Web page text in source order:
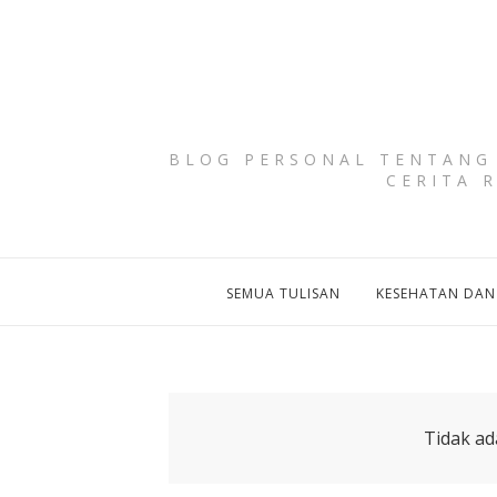
BLOG PERSONAL
CERITA
SEMUA TULISAN KESEHATAN
Tidak